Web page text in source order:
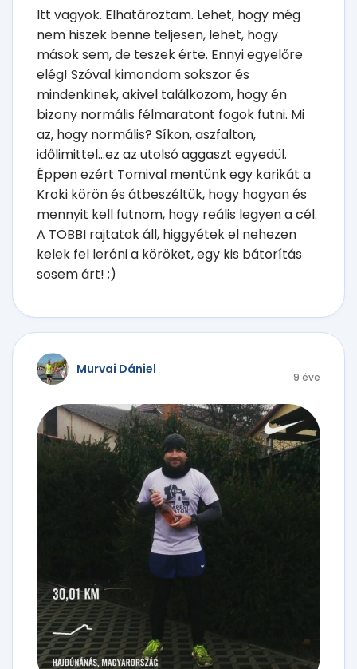
Itt vagyok. Elhatároztam. Lehet, hogy még
nem hiszek benne teljesen, lehet, hogy
mások sem, de teszek érte. Ennyi egyelőre
elég! Szóval kimondom sokszor és
mindenkinek, akivel találkozom, hogy én
bizony normális félmaratont fogok futni. Mi
az, hogy normális? Síkon, aszfalton,
időlimittel...ez az utolsó aggaszt egyedül.
Éppen ezért Tomival mentünk egy karikát a
Kroki körön és átbeszéltük, hogy hogyan és
mennyit kell futnom, hogy reális legyen a cél.
A TÖBBI rajtatok áll, higgyétek el nehezen
kelek fel leróni a köröket, egy kis bátorítás
sosem árt! ;)
Murvai Dániel
9 éve